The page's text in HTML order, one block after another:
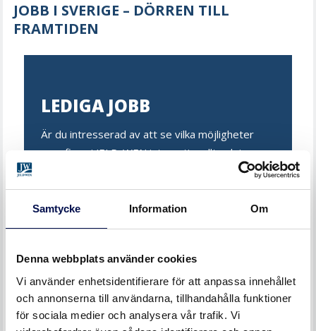
Samtycke Information Om
Denna webbplats använder cookies
Vi använder enhetsidentifierare för att anpassa innehållet
och annonserna till användarna, tillhandahålla funktioner
för sociala medier och analysera vår trafik. Vi
JOBB I SVERIGE – DÖRREN TILL
FRAMTIDEN
LEDIGA JOBB
Är du intresserad av att se vilka möjligheter
som finns i JELD-WEN internationellt och i
SE LEDIGA JOBB